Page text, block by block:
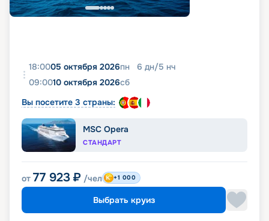
18:0005 октября 2026пн 6 дн/5 нч
09:0010 октября 2026сб
Вы посетите 3 страны:
MSC Opera
СТАНДАРТ
от 77 923 ₽ /чел +1 000
Выбрать круиз